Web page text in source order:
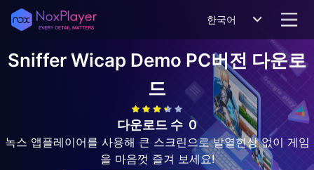
한국어
Sniffer Wicap Demo PC버전 다운로
드
다운로드 수 0
녹스 앱플레이어를 사용해 큰 스크린으로 발열현상 없이 게임
을 마음껏 즐겨 보세요!